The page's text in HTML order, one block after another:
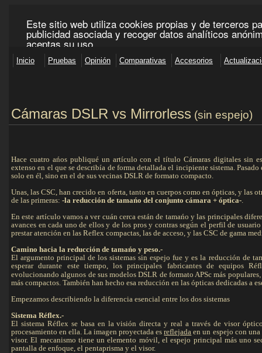
Cámaras DSLR vs Mirrorless (sin espejo)
Hace cuatro ańos publiqué un artículo con el título Cámaras digitales sin
extenso en el que se describía de forma detallada el incipiente sistema.
solo en él, sino en el de sus vecinas DSLR de formato compacto.
Unas, las CSC, han crecido en oferta, tanto en cuerpos como en ópticas, y las
de las primeras: -la reducción de tamańo del conjunto cámara + óptica-.
En este artículo vamos a ver cuán cerca están de tamańo y las principales
avances en cada uno de ellos y de los pros y contras según el perfil de
prestar atención en las Reflex compactas, las de acceso, y las CSC de gama
Camino hacia la reducción de tamańo y peso.-
El argumento principal de los sistemas sin espejo fue y es la reducción de
esperar durante este tiempo, los principales fabricantes de equipos
evolucionando algunos de sus modelos DSLR de formato APSc más populares
más compactos. También han hecho esa reducción en las ópticas dedicadas a
Empezamos describiendo la diferencia esencial entre los dos sistemas
Sistema Réflex.-
El sistema Réflex se basa en la visión directa y real a través de visor
procesamiento en ella. La imagen proyectada esreflejada en un espejo con
visor. El mecanismo tiene un elemento móvil, el espejo principal más uno
pantalla de enfoque, el pentaprisma y el visor.